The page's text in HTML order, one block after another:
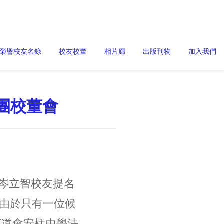
榮譽校友名錄 校友校董 相片廊 出版刊物 加入我們
校董會
立智校友提名
於只有一位候